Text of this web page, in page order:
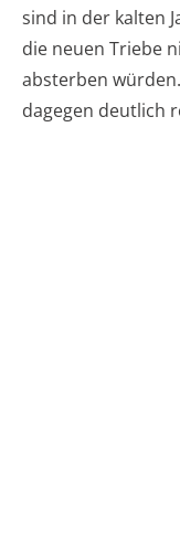
sind in der kalten
die neuen Triebe
absterben
dagegen deutlich